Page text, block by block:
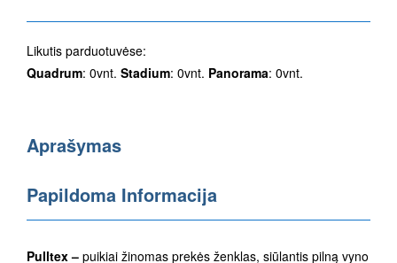
Likutis parduotuvėse:
Quadrum: 0vnt. Stadium: 0vnt. Panorama: 0vnt.
Aprašymas
Papildoma Informacija
Pulltex – puikiai žinomas prekės ženklas, siūlantis pilną vyno